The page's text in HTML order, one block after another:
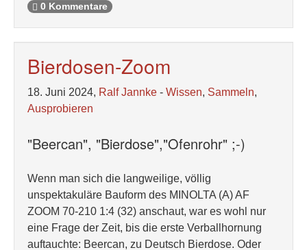
0 Kommentare
Bierdosen-Zoom
18. Juni 2024, Ralf Jannke - Wissen, Sammeln,
Ausprobieren
"Beercan", "Bierdose","Ofenrohr" ;-)
Wenn man sich die langweilige, völlig
unspektakuläre Bauform des MINOLTA (A) AF
ZOOM 70-210 1:4 (32) anschaut, war es wohl nur
eine Frage der Zeit, bis die erste Verballhornung
auftauchte: Beercan, zu Deutsch Bierdose. Oder